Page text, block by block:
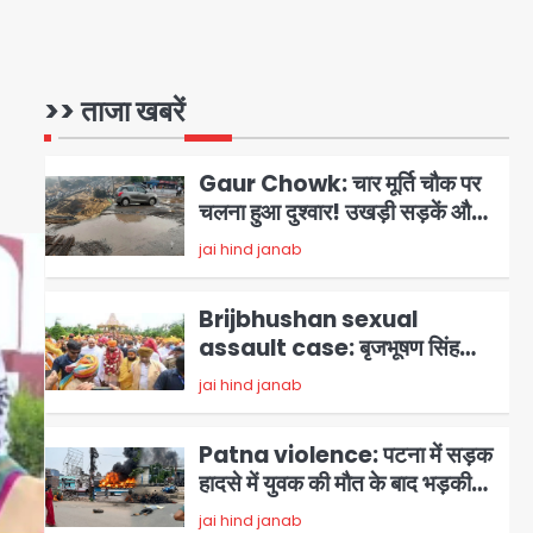
>> ताजा खबरें
2
खतरा
jai hind janab
3
Brijbhushan sexual
assault case: बृजभूषण सिंह
बोले- संसद जरूर लौटूंगा, हुई चरित्र
हत्या की कोशिश, प्रियंका गांधी को
बरगलाया गया, यौन शोषण नहीं ‘गुड-
बैड टच’ का था मामला
4
Patna violence: पटना में सड़क
हादसे में युवक की मौत के बाद भड़की
हिंसा, उपद्रवियों ने फूंकीं 10 गाड़ियां,
ट्रैफिक पोस्ट और स्लीपर बस भी
जलाई, NH-30 जाम
Green Arch Society: सेविअर
ग्रीन आर्च में दूषित पानी में मिला ई-